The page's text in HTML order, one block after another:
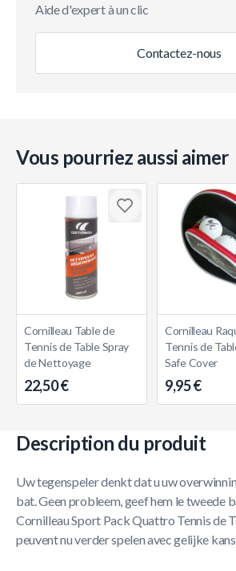
Aide d'expert à un clic
Contactez-nous
Vous pourriez aussi aimer
Cornilleau Table de
Tennis de Table Spray
de Nettoyage
22,50 €
Cornilleau
Tennis de
Safe Cover
9,95 €
Description du produit
Uw tegenspeler denkt dat u uw
bat. Geen probleem, geef hem le tweede
Cornilleau Sport Pack Quattro Tennis de
peuvent nu verder spelen avec gelijke